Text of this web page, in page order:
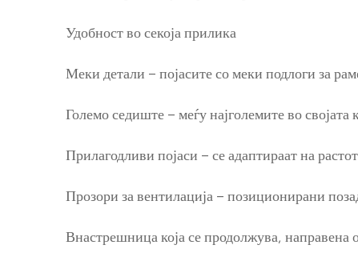
Удобност во секоја прилика
Меки детали – појасите со меки подлоги за
Големо седиште – меѓу најголемите во
Прилагодливи појаси – се адаптираат на
Прозори за вентилација – позиционирани
Внастрешница која се продолжува,